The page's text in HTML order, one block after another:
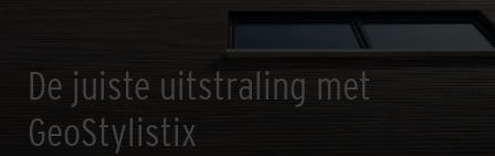
De juiste uitstraling met
GeoStylistix